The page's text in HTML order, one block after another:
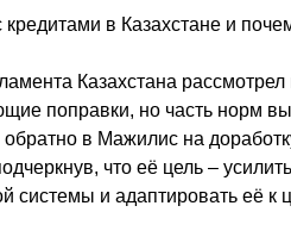
кредитами в Казахстане и
Казахстана рассмотрел
поправки, но часть норм
в Мажилис на
что её цель –
системы и адаптировать её к